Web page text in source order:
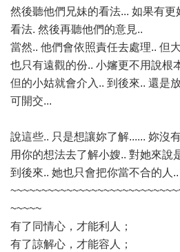
然後聽他們兄妹的看法... 如果有
看法. 然後再聽他們的意見..
當然.. 他們會依照責任去處理.. 但
也只有遠觀的份.. 小嬸更不用說根
但的小姑就會介入.. 到後來.. 還是
可開交...
說這些.. 只是想讓妳了解...... 妳沒
用你的想法去了解小嫂.. 對她來說
到後來.. 她也只會把你當不合的人
~~~~~
有了同情心，才能利人；
有了諒解心，才能容人；